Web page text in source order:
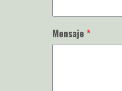
Mensaje *